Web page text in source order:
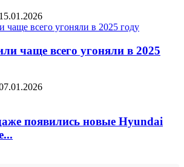
15.01.2026
чаще всего угоняли в 2025
появились новые Hyundai